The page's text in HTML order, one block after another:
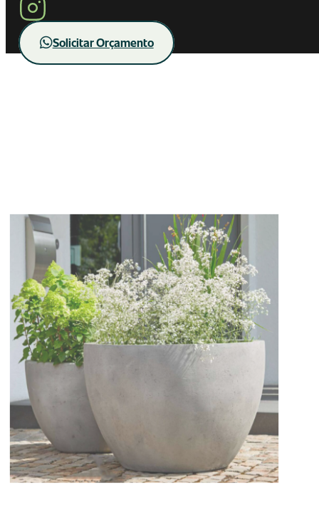
Solicitar Orçamento